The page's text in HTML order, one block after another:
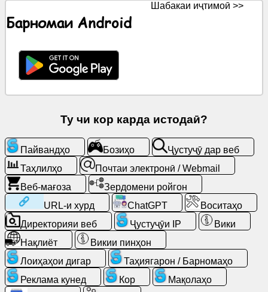
Вики
Тамос
веб
Почтаи
электронӣ
Webmail
Таҳлилҳо
Веб-
мағоза
Барномаи Android
Шабакаи иҷтимоӣ >>
Ту чи кор карда истодаӣ?
Пайвандҳо Бозиҳо
Ҷустуҷӯ дар веб
Таҳлилҳо
Почтаи электронӣ / Webmail
Веб-мағоза
Зердомени ройгон
URL-и хурд
ChatGPT
Воситаҳо
Директорияи веб
Ҷустуҷӯи IP
Вики
Нақлиёт
Викии пинҳон
Лоиҳаҳои дигар
Таҳиягарон / Барномаҳо
Реклама кунед
Кор
Мақолаҳо